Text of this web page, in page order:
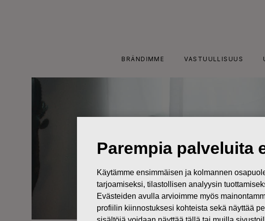
BRÄNDIMME VASTUULLISUUS
Parempia palveluita
Käytämme ensimmäisen ja kolmannen
tarjoamiseksi, tilastollisen analyysin
Evästeiden avulla arvioimme myös
profiilin kiinnostuksesi kohteista sekä näyttää